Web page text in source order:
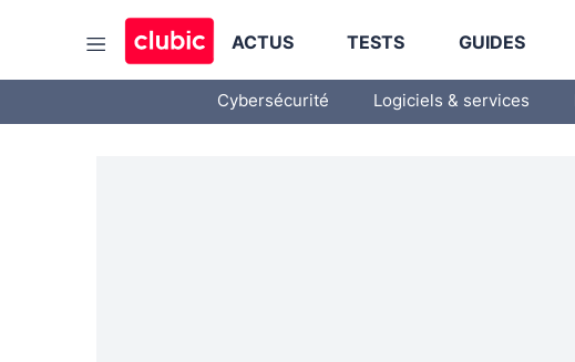
ACTUS TESTS GUIDES
Cybersécurité Logiciels & services